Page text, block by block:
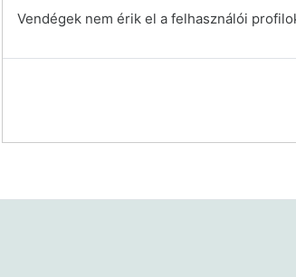
Vendégek nem érik el a felhasználói